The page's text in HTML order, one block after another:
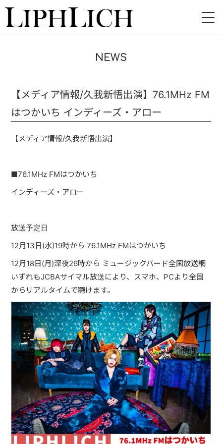
LIVE
INSTORE
BAND
PAST LIVE
GOODS
CONTACT
NEWS
【メディア情報/久我新悟出演】76.1MHz FM
はつかいち インディーズ・アロー
【メディア情報/久我新悟出演】
■76.1MHz FMはつかいち
インディーズ・アロー
放送予定日
12月13日(水)19時から 76.1MHz FMはつかいち
12月18日(月)深夜26時から ミュージックバード全国放送網
いずれもJCBAサイマル放送により、スマホ、PCより全国
からリアルタイムで聴けます。